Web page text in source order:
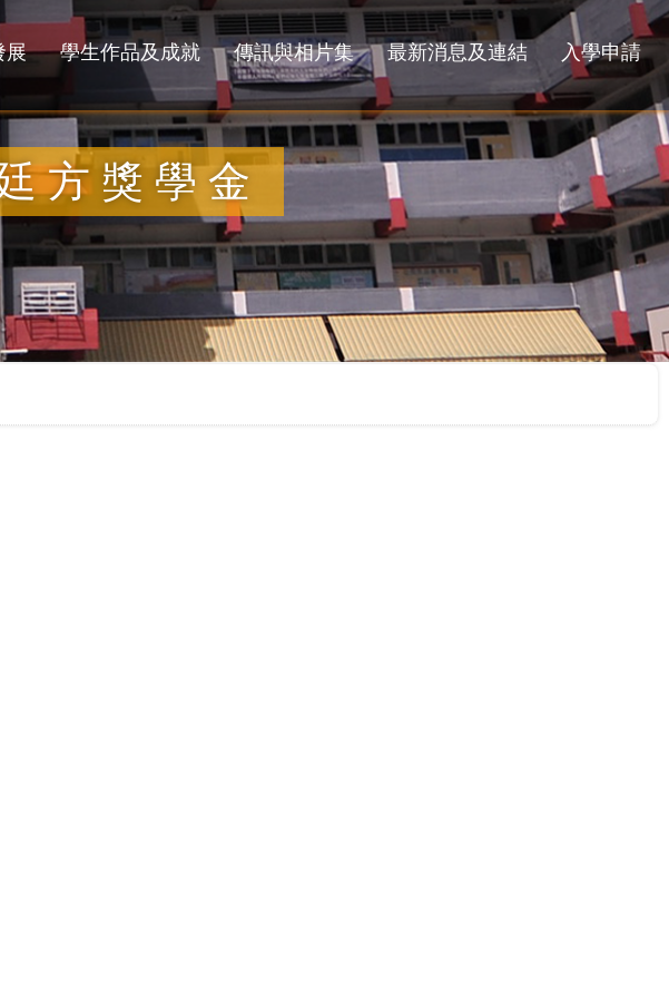
展 學生作品及成就 傳訊與相片集 最新消息及連結 入學申請
方獎學金